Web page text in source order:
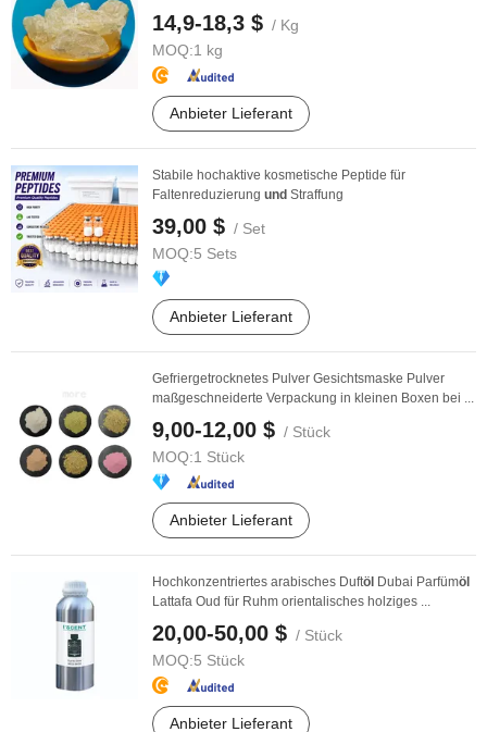
14,9-18,3 $ / Kg
MOQ:1 kg
Anbieter Lieferant
Stabile hochaktive kosmetische Peptide für
Faltenreduzierung und Straffung
39,00 $ / Set
MOQ:5 Sets
Anbieter Lieferant
Gefriergetrocknetes Pulver Gesichtsmaske Pulver
maßgeschneiderte Verpackung in kleinen Boxen bei ...
9,00-12,00 $ / Stück
MOQ:1 Stück
Anbieter Lieferant
Hochkonzentriertes arabisches Duftöl Dubai Parfümöl
Lattafa Oud für Ruhm orientalisches holziges ...
20,00-50,00 $ / Stück
MOQ:5 Stück
Anbieter Lieferant